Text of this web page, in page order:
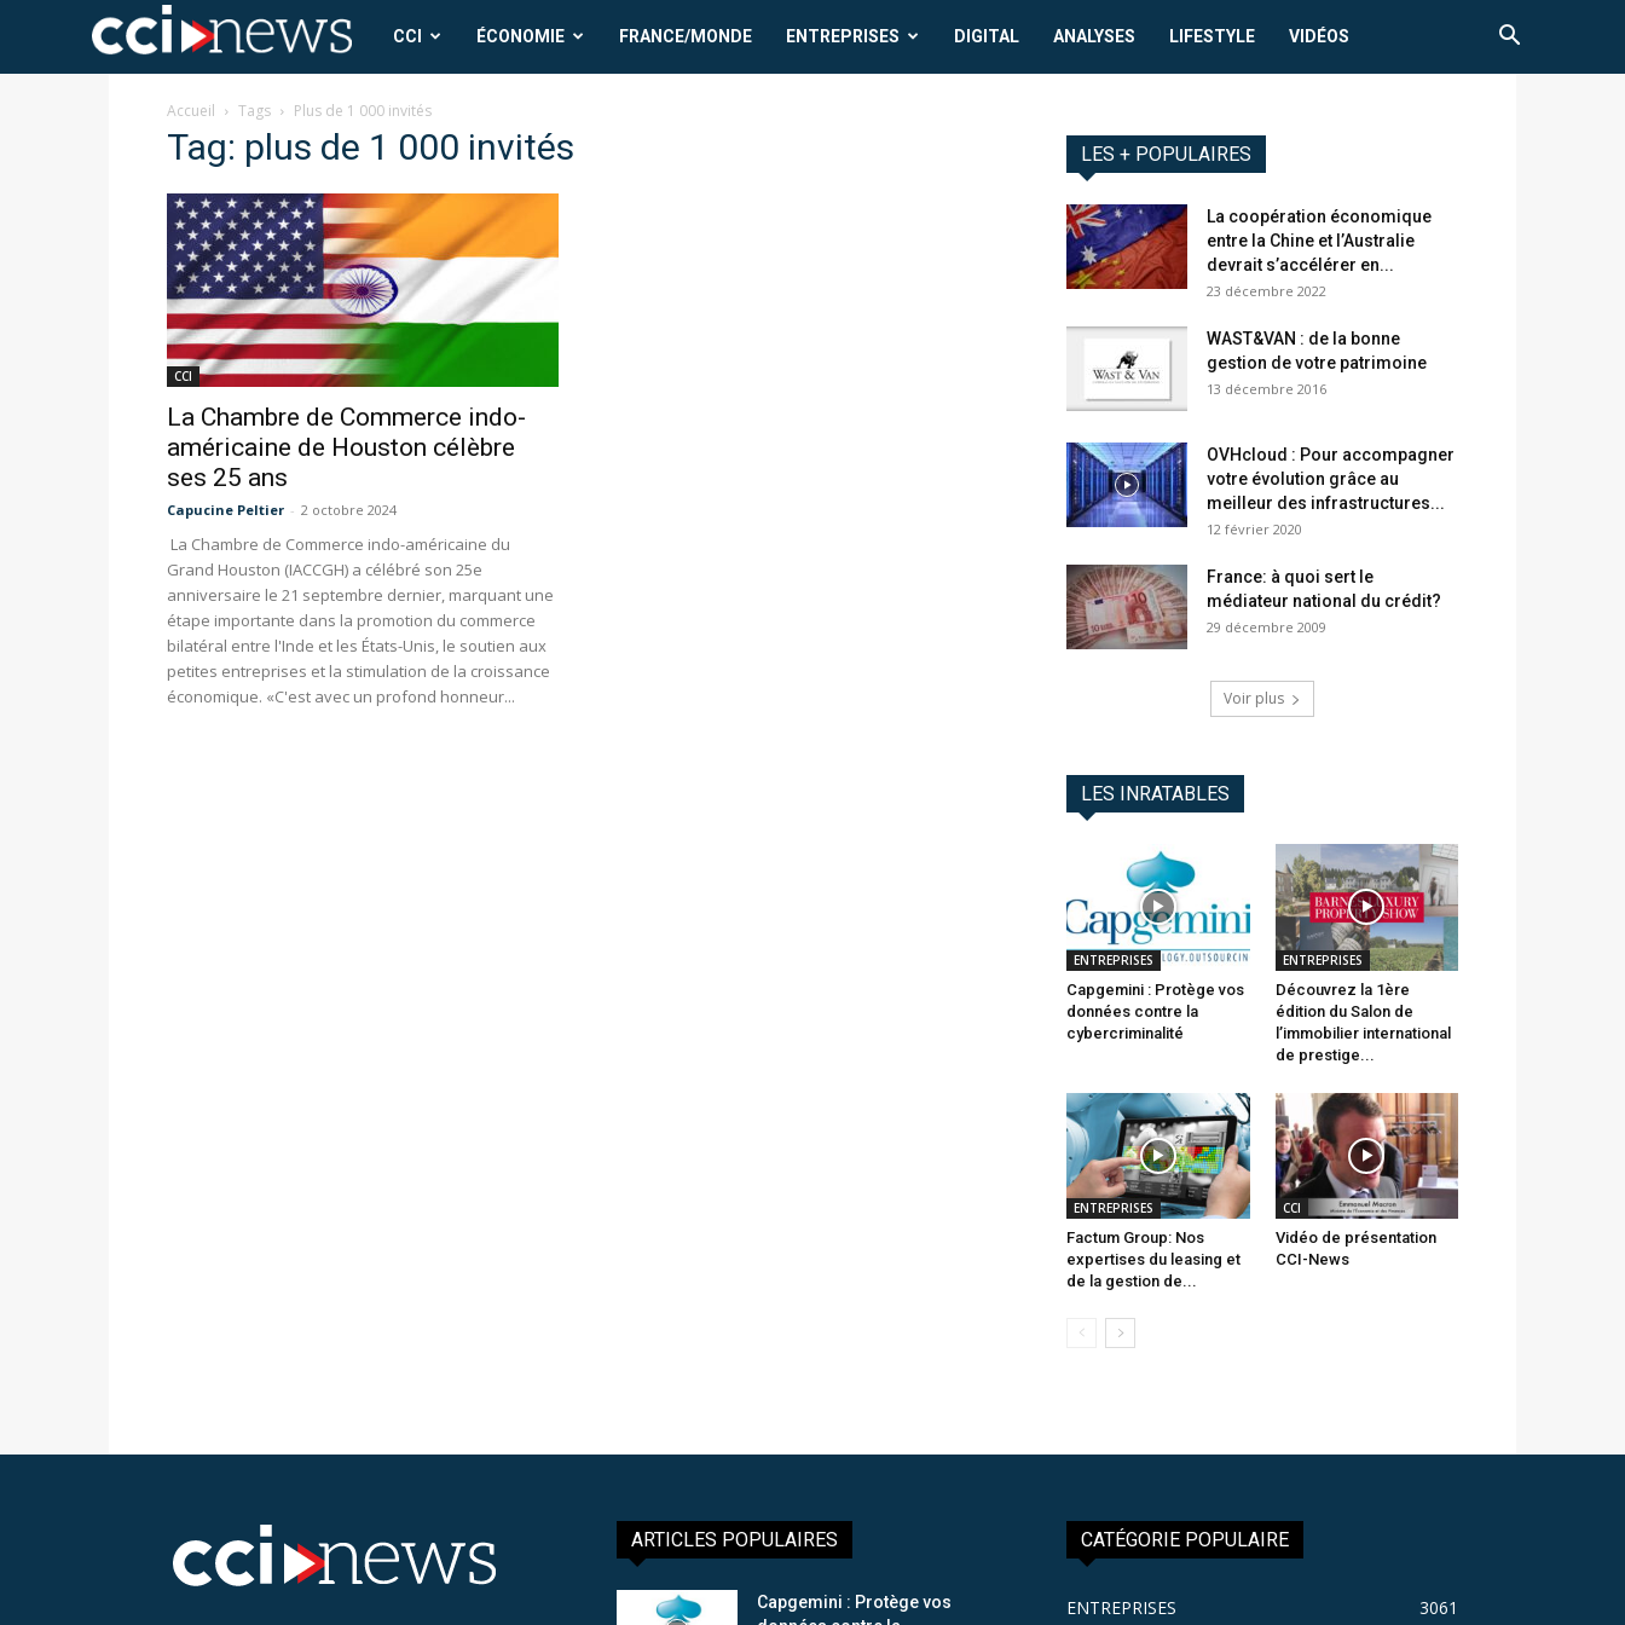
CCI
News
CCI ÉCONOMIE FRANCE/MONDE ENTREPRISES DIGITAL ANALYSES LIFESTYLE VIDÉOS
Accueil Tags Plus de 1 000 invités
Tag: plus de 1 000 invités
CCI
La Chambre de Commerce indo-
américaine de Houston célèbre
ses 25 ans
Capucine Peltier - 2 octobre 2024
La Chambre de Commerce indo-américaine du
Grand Houston (IACCGH) a célébré son 25e
anniversaire le 21 septembre dernier, marquant une
étape importante dans la promotion du commerce
bilatéral entre l'Inde et les États-Unis, le soutien aux
petites entreprises et la stimulation de la croissance
économique. «C'est avec un profond honneur...
LES + POPULAIRES
La coopération économique
entre la Chine et l’Australie
devrait s’accélérer en...
23 décembre 2022
WAST&VAN : de la bonne
gestion de votre patrimoine
13 décembre 2016
OVHcloud : Pour accompagner
votre évolution grâce au
meilleur des infrastructures...
12 février 2020
France: à quoi sert le
médiateur national du crédit?
29 décembre 2009
Voir plus
LES INRATABLES
ENTREPRISES
Capgemini : Protège vos
données contre la
cybercriminalité
ENTREPRISES
Découvrez la 1ère
édition du Salon de
l’immobilier international
de prestige...
ENTREPRISES
Factum Group: Nos
expertises du leasing et
de la gestion de...
CCI
Vidéo de présentation
CCI-News
ARTICLES POPULAIRES
Capgemini : Protège vos
CATÉGORIE POPULAIRE
ENTREPRISES 3061